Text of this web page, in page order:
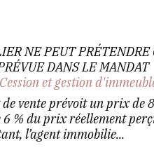
NE PEUT PRÉTENDRE
DANS LE MANDAT
Cession et gestion
vente prévoit un prix de
6 % du prix réellement
l’agent immobilie...